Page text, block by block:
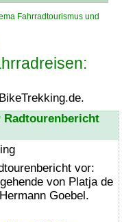
Fahrradtourismus und
BikeTrekking.de.
Radtourenbericht
vor:
von Platja de
Goebel.